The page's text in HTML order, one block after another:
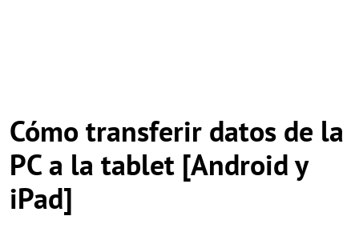
Cómo transferir datos de la
PC a la tablet [Android y
iPad]